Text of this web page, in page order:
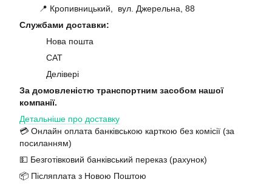
📍 Кропивницький, вул. Джерельна, 88
Службами доставки:
Нова пошта
САТ
Делівері
За домовленістю транспортним засобом нашої
компанії.
Детальніше про доставку
💳 Онлайн оплата банківською карткою без комісії (за
посиланням)
💵 Безготівковий банківський переказ (рахунок)
📦 Післяплата з Новою Поштою